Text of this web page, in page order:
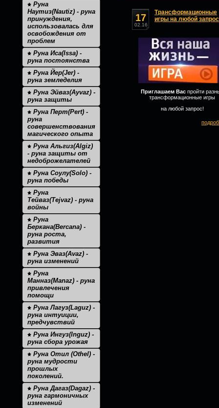
Руна
Наутиз(Nautiz) - руна
принуждения,
использовалась для
освобождения от
проблем
Руна Иса(Issa) -
руна постоянства
Руна Йер(Jer) -
руна земледелия
Руна Эйваз(Ayvaz) -
руна защиты
Руна Перт(Pert) -
руна
совершенствования
магического опыта
Руна Альгиз(Algiz)
- руна защиты от
недоброжелателей
Руна Соулу(Solo) -
руна победы
Руна
Тейваз(Tejvaz) - руна
войны
Руна
Беркана(Bercana) -
руна роста,
развития
Руна Эваз(Avaz) -
руна изменений
Руна
Манназ(Manaz) - руна
привлечения
помощи
Руна Лагуз(Laguz) -
руна интуиции,
предчувствий
Руна Ингуз(Inguz) -
руна сбора урожая
Руна Отил (Othel) -
руна мудрости
прошлых
поколений.
Руна Дагаз(Dagaz) -
руна гармоничных
изменений
17
02.16
Трансформационные
игры на любой
Приглашаем Вас пройти
трансформационные игры
на любой запрос!